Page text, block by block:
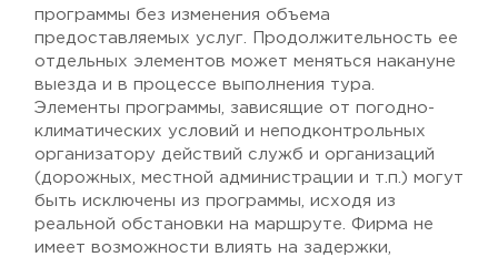
программы без изменения объема
предоставляемых услуг. Продолжительность ее
отдельных элементов может меняться накануне
выезда и в процессе выполнения тура.
Элементы программы, зависящие от погодно-
климатических условий и неподконтрольных
организатору действий служб и организаций
(дорожных, местной администрации и т.п.) могут
быть исключены из программы, исходя из
реальной обстановки на маршруте. Фирма не
имеет возможности влиять на задержки,